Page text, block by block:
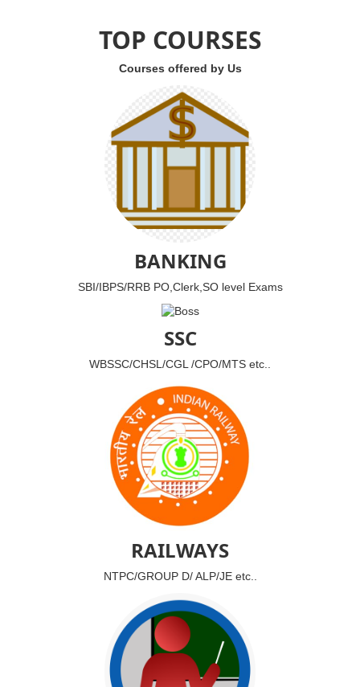
TOP COURSES
Courses offered by Us
BANKING
SBI/IBPS/RRB PO,Clerk,SO level Exams
SSC
WBSSC/CHSL/CGL /CPO/MTS etc..
RAILWAYS
NTPC/GROUP D/ ALP/JE etc..